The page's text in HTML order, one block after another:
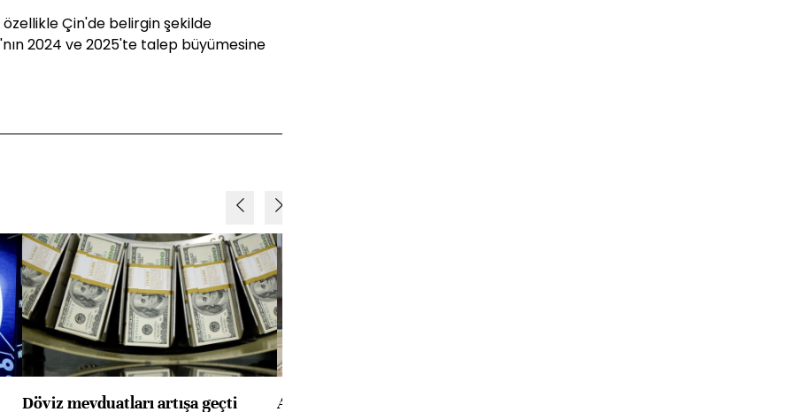
özellikle Çin'de belirgin şekilde
2024 ve 2025'te talep büyümesine
Döviz mevduatları artışa geçti ABD'de konut başlangıçları